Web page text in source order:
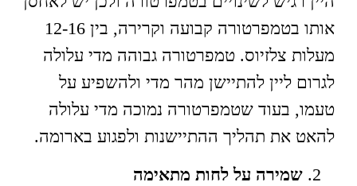
אותו בטמפרטורה קבועה וקרירה, בין 12-16
מעלות צלזיוס. טמפרטורה גבוהה מדי עלולה
לגרום ליין להתיישן מהר מדי ולהשפיע על
טעמו, בעוד שטמפרטורה נמוכה מדי עלולה
להאט את תהליך ההתיישנות ולפגוע בארומה.
שמירה על לחות מתאימה